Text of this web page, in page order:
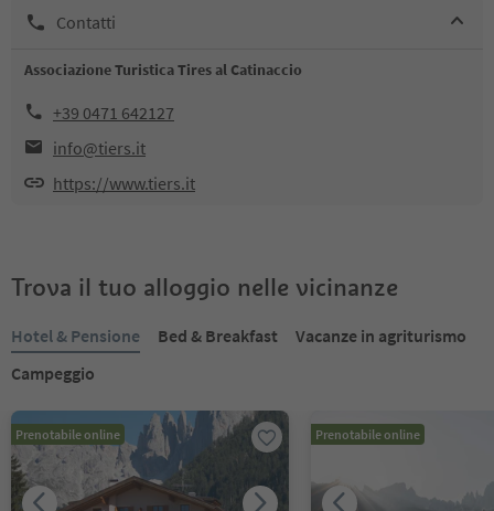
Contatti
Associazione Turistica Tires al Catinaccio
+39 0471 642127
info@tiers.it
https://www.tiers.it
Trova il tuo alloggio nelle vicinanze
Hotel & Pensione Bed & Breakfast
Vacanze in agriturismo
Campeggio
Prenotabile online Prenotabile online